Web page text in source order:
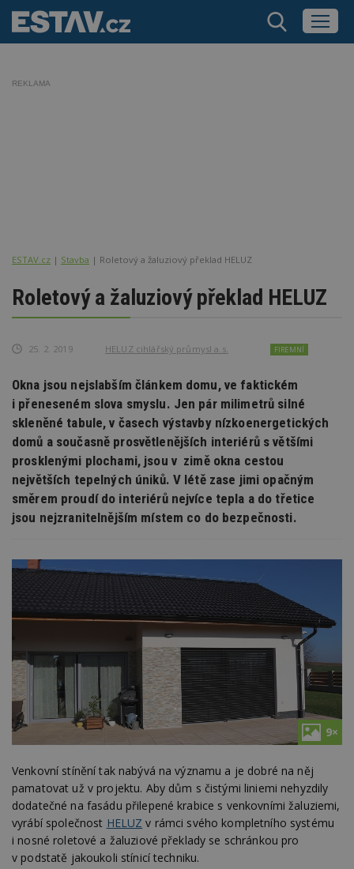
REKLAMA
ESTAV.cz Stavba Roletový a žaluziový překlad HELUZ
Roletový a žaluziový překlad HELUZ
25. 2. 2019 HELUZ cihlářský průmysl a.s. FIREMNÍ
Okna jsou nejslabším článkem domu, ve faktickém
i přeneseném slova smyslu. Jen pár milimetrů silné
skleněné tabule, v časech výstavby nízkoenergetických
domů a současně prosvětlenějších interiérů s většími
prosklenými plochami, jsou v zimě okna cestou
největších tepelných úniků. V létě zase jimi opačným
směrem proudí do interiérů nejvíce tepla a do třetice
jsou nejzranitelnějším místem co do bezpečnosti.
9×
Venkovní stínění tak nabývá na významu a je dobré na něj
pamatovat už v projektu. Aby dům s čistými liniemi nehyzdily
dodatečné na fasádu přilepené krabice s venkovními žaluziemi,
vyrábí společnost HELUZ v rámci svého kompletního systému
i nosné roletové a žaluziové překlady se schránkou pro
v podstatě jakoukoli stínicí techniku.